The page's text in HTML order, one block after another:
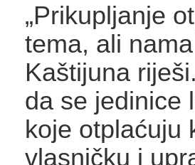
„Prikupljanje
tema, ali
Kaštijuna
da se jedinice
koje otplaćuju
vlasničku i